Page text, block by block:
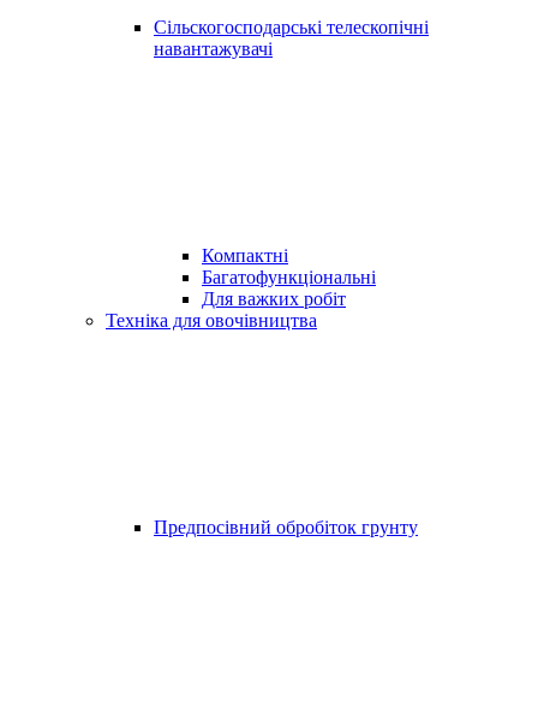
Сільскогосподарські телескопічні
навантажувачі
Компактні
Багатофункціональні
Для важких робіт
Техніка для овочівництва
Предпосівний обробіток грунту